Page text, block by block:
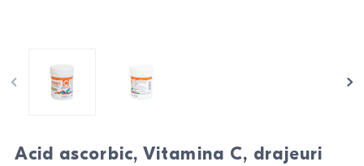
Acid ascorbic, Vitamina C, drajeuri